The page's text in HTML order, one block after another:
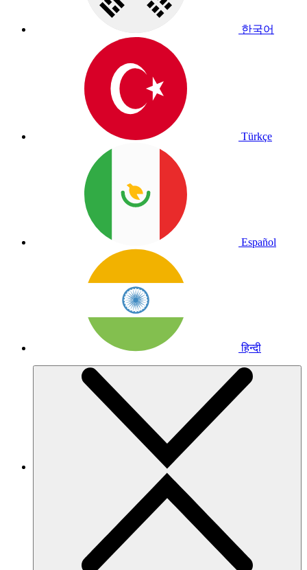
한국어
Türkçe
Español
हिन्दी